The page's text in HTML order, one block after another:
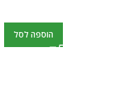
הוספה לסל